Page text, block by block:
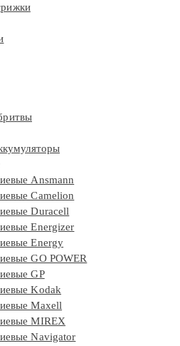
Ansmann
Camelion
Duracell
Energizer
Energy
GO POWER
GP
Kodak
Maxell
MIREX
Navigator